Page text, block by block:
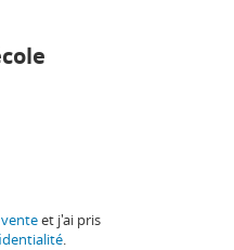
et j'ai pris
.